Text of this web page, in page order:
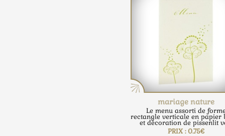
mariage nature
Le menu assorti de
rectangle verticale en papier
et décoration de pissenlit
PRIX : 0.75€